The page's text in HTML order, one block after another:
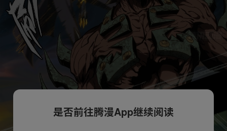
是否前往腾漫App继续阅读